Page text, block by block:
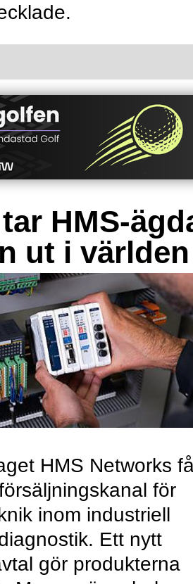
HMS-
ut i världen
HMS Networks
för
inom industriell
Ett nytt
gör produkterna